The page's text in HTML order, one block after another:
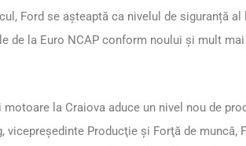
Ford se așteaptă ca nivelul de siguranță al
de la Euro NCAP conform noului și mult
la Craiova aduce un nivel nou de
vicepreşedinte Producţie şi Forţă de muncă,